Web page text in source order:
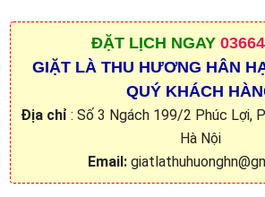
ĐẶT LỊCH NGAY
GIẶT LÀ THU HƯƠNG HÂN
QUÝ KHÁCH
Địa chỉ : Số 3 Ngách 199/2 Phúc Lợi,
Hà Nội
Email: